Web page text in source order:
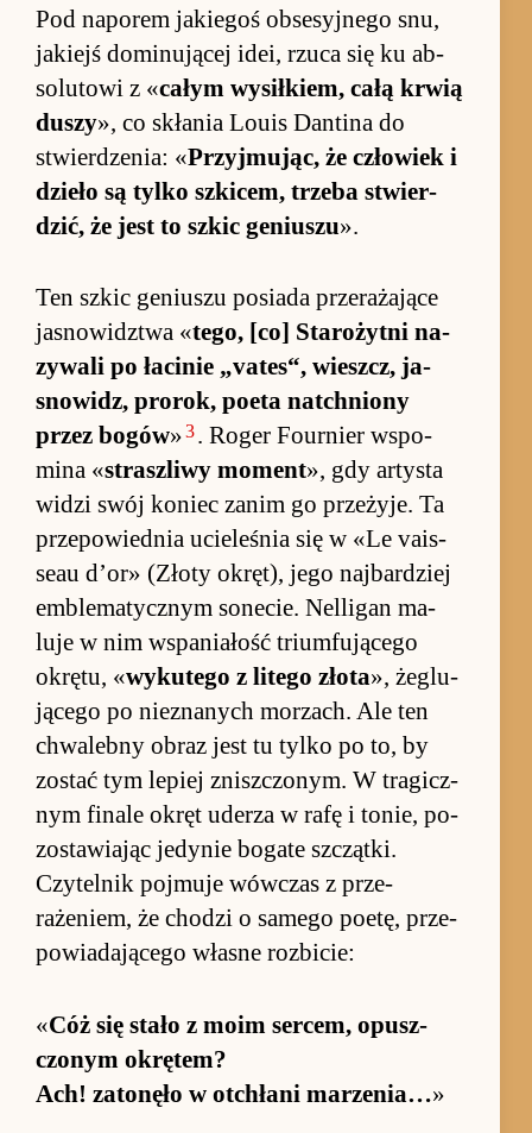
Pod na­po­rem ja­kie­goś ob­se­syj­nego snu,
ja­kiejś do­mi­nującej idei, rzuca się ku ab­
so­lu­towi z «ca­łym wy­sił­kiem, całą krwią
du­szy», co skłania Louis Dan­tina do
stwier­dze­nia: «Przyj­mu­jąc, że człowiek i
dzieło są tylko szki­cem, trzeba stwier­
dzić, że jest to szkic ge­niu­szu».
Ten szkic ge­niu­szu po­siada prze­rażające
ja­snowidz­twa «te­go, [co] Staro­żytni na­
zywali po łacinie „vates“, wiesz­cz, ja­
snowidz, pro­rok, po­eta na­tchniony
przez bo­gów»3. Ro­ger Fo­ur­nier wspo­
mina «strasz­liwy mo­ment», gdy ar­ty­sta
wi­dzi swój ko­niec za­nim go prze­żyje. Ta
prze­po­wied­nia ucie­le­śnia się w «Le vais­
seau d’or» (Złoty okręt), jego naj­bar­dziej
em­ble­ma­tycz­nym so­necie. Nel­ligan ma­
luje w nim wspa­nia­łość trium­fującego
okrętu, «wy­kutego z litego złota», żeglu­
jącego po nie­zna­nych mo­rzach. Ale ten
chwalebny ob­raz jest tu tylko po to, by
zo­stać tym le­piej znisz­czonym. W tra­gicz­
nym fi­nale okręt ude­rza w rafę i to­nie, po­
zostawia­jąc jedynie bo­gate szcząt­ki.
Czytel­nik poj­muje wów­czas z prze­
rażeniem, że chodzi o sa­mego po­etę, prze­
po­wia­dającego wła­sne roz­bi­cie:
«Cóż się stało z moim ser­cem, opusz­
czonym okrętem?
Ach! za­to­nęło w ot­chłani ma­rze­nia…»